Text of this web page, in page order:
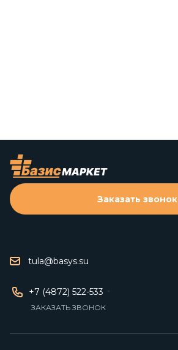
tula@basys.su
+7 (4872) 522-533
ЗАКАЗАТЬ ЗВОНОК
Заказать звонок